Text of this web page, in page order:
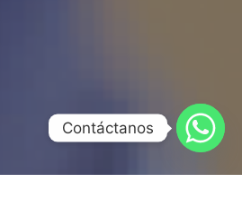
Contáctanos